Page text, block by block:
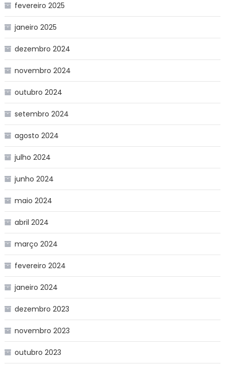
fevereiro 2025
janeiro 2025
dezembro 2024
novembro 2024
outubro 2024
setembro 2024
agosto 2024
julho 2024
junho 2024
maio 2024
abril 2024
março 2024
fevereiro 2024
janeiro 2024
dezembro 2023
novembro 2023
outubro 2023